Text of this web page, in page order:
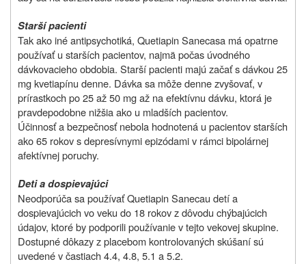
Starší pacienti
Tak ako iné antipsychotiká, Quetiapin Sanecasa má opatrne
používať u starších pacientov, najmä počas úvodného
dávkovacieho obdobia. Starší pacienti majú začať s dávkou 25
mg kvetiapínu denne. Dávka sa môže denne zvyšovať, v
prírastkoch po 25 až 50 mg až na efektívnu dávku, ktorá je
pravdepodobne nižšia ako u mladších pacientov.
Účinnosť a bezpečnosť nebola hodnotená u pacientov starších
ako 65 rokov s depresívnymi epizódami v rámci bipolárnej
afektívnej poruchy.
Deti a dospievajúci
Neodporúča sa používať Quetiapin Sanecau detí a
dospievajúcich vo veku do 18 rokov z dôvodu chýbajúcich
údajov, ktoré by podporili používanie v tejto vekovej skupine.
Dostupné dôkazy z placebom kontrolovaných skúšaní sú
uvedené v častiach 4.4, 4.8, 5.1 a 5.2.